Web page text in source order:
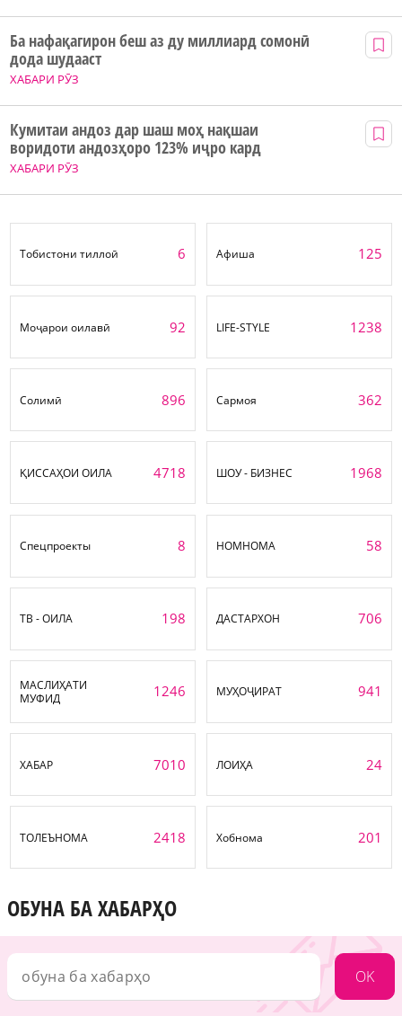
ХАБАРИ РӮЗ
Ба нафақагирон беш аз ду миллиард сомонӣ
дода шудааст
ХАБАРИ РӮЗ
Кумитаи андоз дар шаш моҳ нақшаи
воридоти андозҳоро 123% иҷро кард
Тобистони тиллоӣ 6 Афиша 125
Моҷарои оилавӣ 92 LIFE-STYLE 1238
Солимӣ 896 Сармоя 362
ҚИССАҲОИ ОИЛА 4718 ШОУ - БИЗНЕС 1968
Спецпроекты 8 НОМНОМА 58
ТВ - ОИЛА 198 ДАСТАРХОН 706
МАСЛИҲАТИ
МУФИД
1246 МУҲОҶИРАТ 941
ХАБАР 7010 ЛОИҲА 24
ТОЛЕЪНОМА 2418 Хобнома 201
ОБУНА БА ХАБАРҲО
OK